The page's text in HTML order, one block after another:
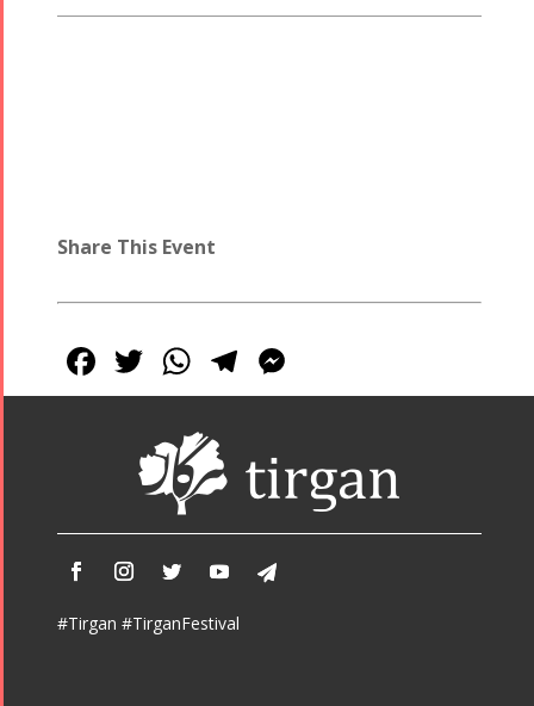
Share This Event
Facebook
Twitter
WhatsApp
Telegram
#Tirgan #TirganFestival